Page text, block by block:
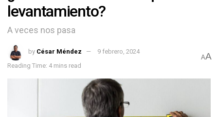
levantamiento?
A veces nos pasa
by César Méndez
9 febrero, 2024
Reading Time: 4 mins read
AA